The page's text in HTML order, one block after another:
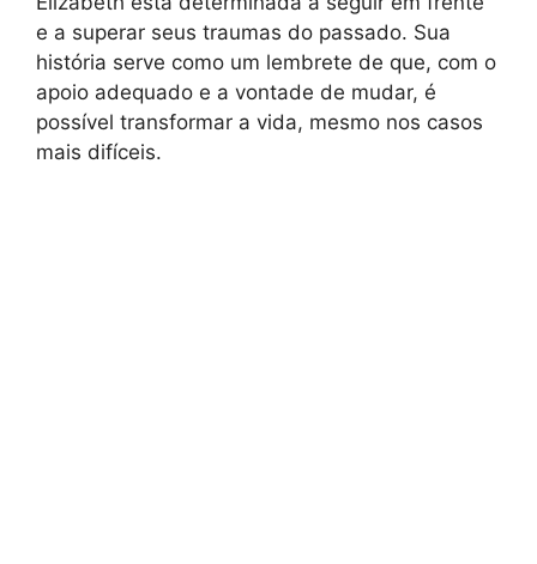
e a superar seus traumas do passado. Sua
história serve como um lembrete de que, com o
apoio adequado e a vontade de mudar, é
possível transformar a vida, mesmo nos casos
mais difíceis.